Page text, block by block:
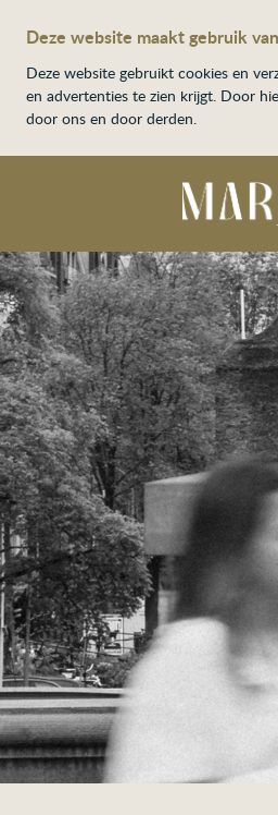
Deze website maakt gebruik
Deze website gebruikt cookies en
en advertenties te zien krijgt. Door
door ons en door derden.